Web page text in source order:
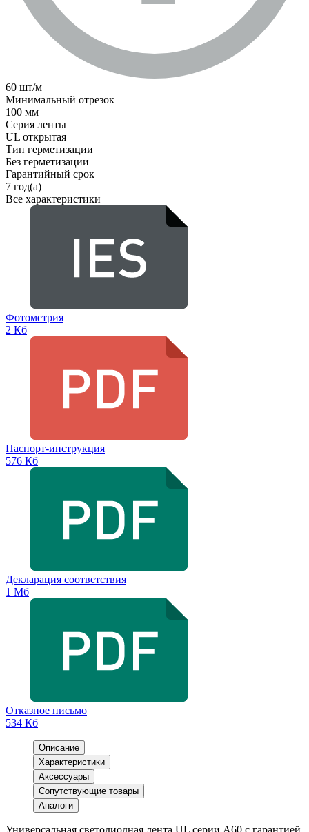
60 шт/м
Минимальный отрезок
100 мм
Серия ленты
UL открытая
Тип герметизации
Без герметизации
Гарантийный срок
7 год(а)
Все характеристики
Фотометрия
2 Кб
Паспорт-инструкция
576 Кб
Декларация соответствия
1 Мб
Отказное письмо
534 Кб
Описание
Характеристики
Аксессуары
Сопутствующие товары
Аналоги